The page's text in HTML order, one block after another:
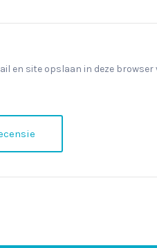
en site opslaan in deze